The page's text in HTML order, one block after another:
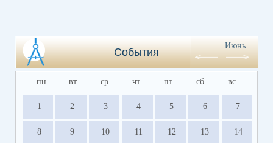
События
Июнь
пн вт ср чт пт сб вс
1 2 3 4 5 6 7
8 9 10 11 12 13 14